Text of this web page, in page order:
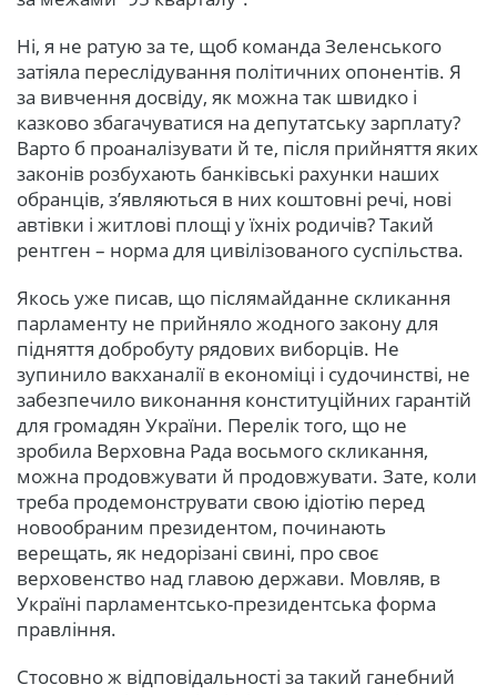
Ні, я не ратую за те, щоб команда Зеленського
затіяла переслідування політичних опонентів. Я
за вивчення досвіду, як можна так швидко і
казково збагачуватися на депутатську зарплату?
Варто б проаналізувати й те, після прийняття яких
законів розбухають банківські рахунки наших
обранців, з’являються в них коштовні речі, нові
автівки і житлові площі у їхніх родичів? Такий
рентген – норма для цивілізованого суспільства.
Якось уже писав, що післямайданне скликання
парламенту не прийняло жодного закону для
підняття добробуту рядових виборців. Не
зупинило вакханалії в економіці і судочинстві, не
забезпечило виконання конституційних гарантій
для громадян України. Перелік того, що не
зробила Верховна Рада восьмого скликання,
можна продовжувати й продовжувати. Зате, коли
треба продемонструвати свою ідіотію перед
новообраним президентом, починають
верещать, як недорізані свині, про своє
верховенство над главою держави. Мовляв, в
Україні парламентсько-президентська форма
правління.
Стосовно ж відповідальності за такий ганебний